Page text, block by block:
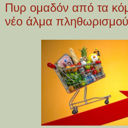
Πυρ ομαδόν από τα
νέο άλμα πληθωρισμού